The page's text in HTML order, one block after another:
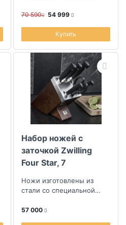
70 590 54 999
Купить
Набор ножей с
заточкой Zwilling
Four Star, 7
Ножи изготовлены из
стали со специальной
совершенствуется уже
57 000